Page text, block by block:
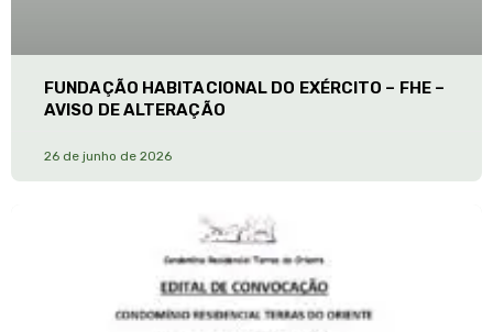
FUNDAÇÃO HABITACIONAL DO EXÉRCITO – FHE –
AVISO DE ALTERAÇÃO
26 de junho de 2026